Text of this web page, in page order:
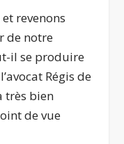
revenons
de notre
il se produire
Régis de
très bien
de vue